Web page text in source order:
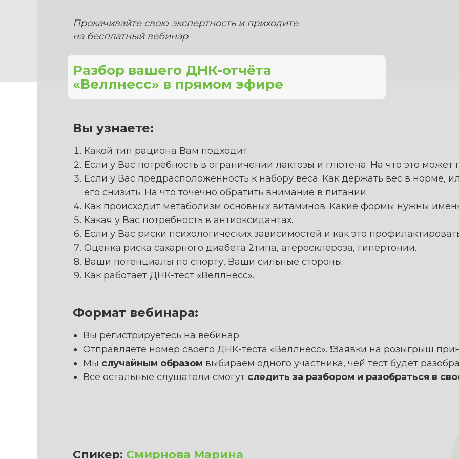
Разбор вашего ДНК-отчёта
«Веллнесс» в прямом эфире
Прокачивайте свою экспертность и приходите
на бесплатный вебинар
Вы узнаете:
Спикер: Смирнова Марина
Какой тип рациона Вам подходит.
Если у Вас потребность в ограничении лактозы и глютена. На что это может
Если у Вас предрасположенность к набору веса. Как держать вес в норме,
его снизить. На что точечно обратить внимание в питании.
Как происходит метаболизм основных витаминов. Какие формы нужны
Какая у Вас потребность в антиоксидантах.
Если у Вас риски психологических зависимостей и как это
Оценка риска сахарного диабета 2типа, атеросклероза, гипертонии.
Ваши потенциалы по спорту, Ваши сильные стороны.
Как работает ДНК-тест «Веллнесс».
Формат вебинара:
Вы регистрируетесь на вебинар
Отправляете номер своего ДНК-теста «Веллнесс». ❗️Заявки на розыгрыш
Мы случайным образом выбираем одного участника, чей тест будет
Все остальные слушатели смогут следить за разбором и разобраться в